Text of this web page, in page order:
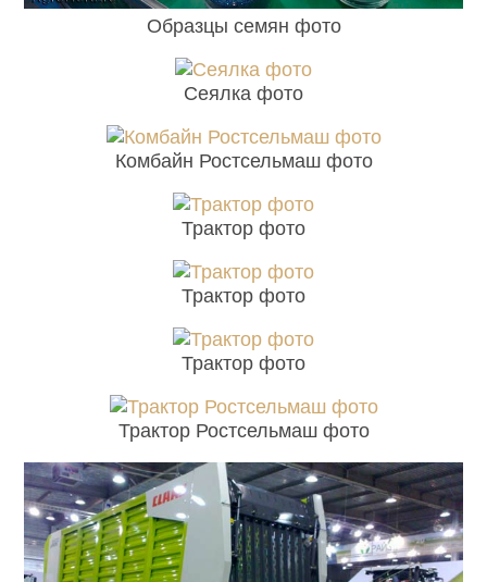
Образцы семян фото
Сеялка фото
Комбайн Ростсельмаш фото
Трактор фото
Трактор фото
Трактор фото
Трактор Ростсельмаш фото